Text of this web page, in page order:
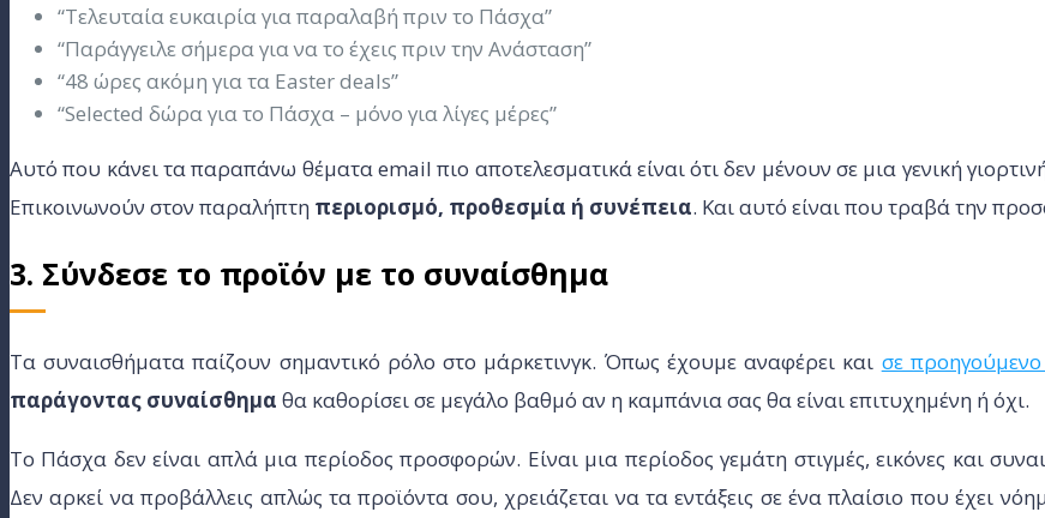
“Τελευταία ευκαιρία για παραλαβή πριν το Πάσχα”
“Παράγγειλε σήμερα για να το έχεις πριν την Ανάσταση”
“48 ώρες ακόμη για τα Easter deals”
“Selected δώρα για το Πάσχα – μόνο για λίγες μέρες”
Αυτό που κάνει τα παραπάνω θέματα email πιο αποτελεσματικά είναι ότι δεν μένουν σε μια γενική
Επικοινωνούν στον παραλήπτη περιορισμό, προθεσμία ή συνέπεια. Και αυτό είναι που τραβά την
3. Σύνδεσε το προϊόν με το συναίσθημα
Τα συναισθήματα παίζουν σημαντικό ρόλο στο μάρκετινγκ. Όπως έχουμε αναφέρει και σε
παράγoντας συναίσθημα θα καθορίσει σε μεγάλο βαθμό αν η καμπάνια σας θα είναι επιτυχημένη ή όχι.
Το Πάσχα δεν είναι απλά μια περίοδος προσφορών. Είναι μια περίοδος γεμάτη στιγμές, εικόνες και
Δεν αρκεί να προβάλλεις απλώς τα προϊόντα σου, χρειάζεται να τα εντάξεις σε ένα πλαίσιο που έχει